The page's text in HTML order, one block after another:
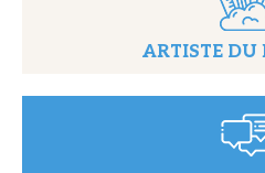
ARTISTE DU